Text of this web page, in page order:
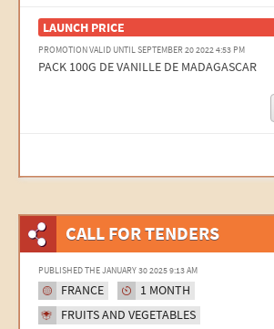
LAUNCH PRICE
PROMOTION VALID UNTIL SEPTEMBER 20 2022 4:53 PM
PACK 100G DE VANILLE DE MADAGASCAR
CALL FOR TENDERS
PUBLISHED THE JANUARY 30 2025 9:13 AM
FRANCE
1 MONTH
FRUITS AND VEGETABLES